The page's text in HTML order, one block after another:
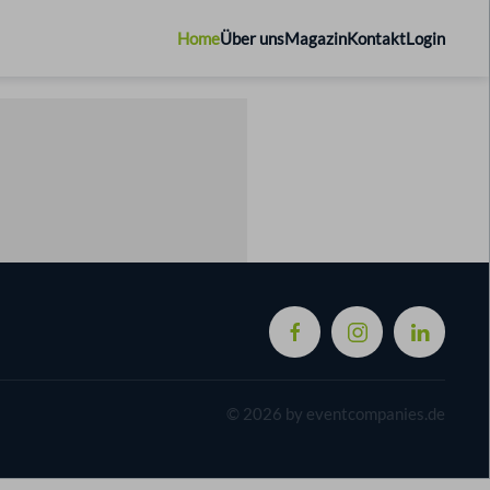
HomeÜber unsMagazinKontaktLogin
© 2026 by eventcompanies.de